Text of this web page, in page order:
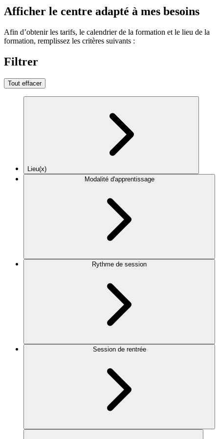
Afficher le centre adapté à mes besoins
Afin d’obtenir les tarifs, le calendrier de la formation et le lieu de la
formation, remplissez les critères suivants :
Filtrer
Tout effacer
Lieu(x)
Modalité d'apprentissage
Rythme de session
Session de rentrée